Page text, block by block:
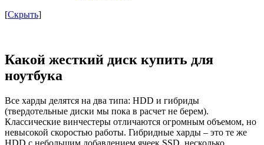
[Скрыть]
Какой жесткий диск купить для
ноутбука
Все харды делятся на два типа: HDD и гибриды
(твердотельные диски мы пока в расчет не берем).
Классические винчестеры отличаются огромным объемом, но
невысокой скоростью работы. Гибридные харды – это те же
HDD с небольшим добавлением ячеек SSD, несколько